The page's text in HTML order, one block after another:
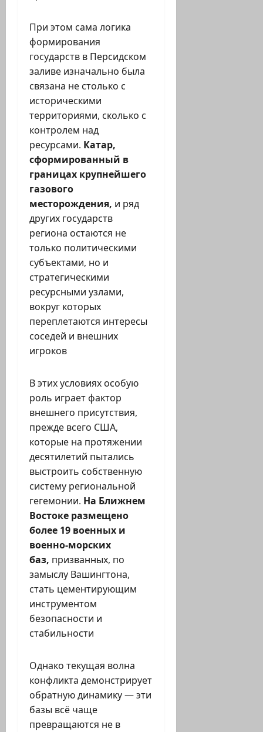
При этом сама логика
формирования
государств в Персидском
заливе изначально была
связана не столько с
историческими
территориями, сколько с
контролем над
ресурсами. Катар,
сформированный в
границах крупнейшего
газового
месторождения, и ряд
других государств
региона остаются не
только политическими
субъектами, но и
стратегическими
ресурсными узлами,
вокруг которых
переплетаются интересы
соседей и внешних
игроков
В этих условиях особую
роль играет фактор
внешнего присутствия,
прежде всего США,
которые на протяжении
десятилетий пытались
выстроить собственную
систему региональной
гегемонии. На Ближнем
Востоке размещено
более 19 военных и
военно-морских
баз, призванных, по
замыслу Вашингтона,
стать цементирующим
инструментом
безопасности и
стабильности
Однако текущая волна
конфликта демонстрирует
обратную динамику — эти
базы всё чаще
превращаются не в